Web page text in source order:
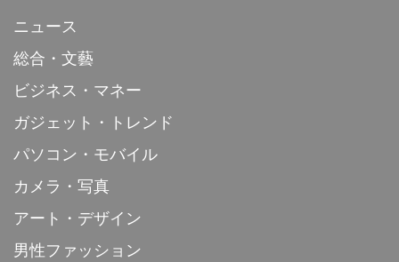
ニュース
総合・文藝
ビジネス・マネー
ガジェット・トレンド
パソコン・モバイル
カメラ・写真
アート・デザイン
男性ファッション